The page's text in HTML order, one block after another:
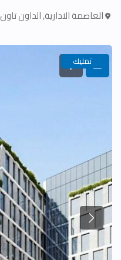
العاصمة الادارية,الداون تاون
تمليك